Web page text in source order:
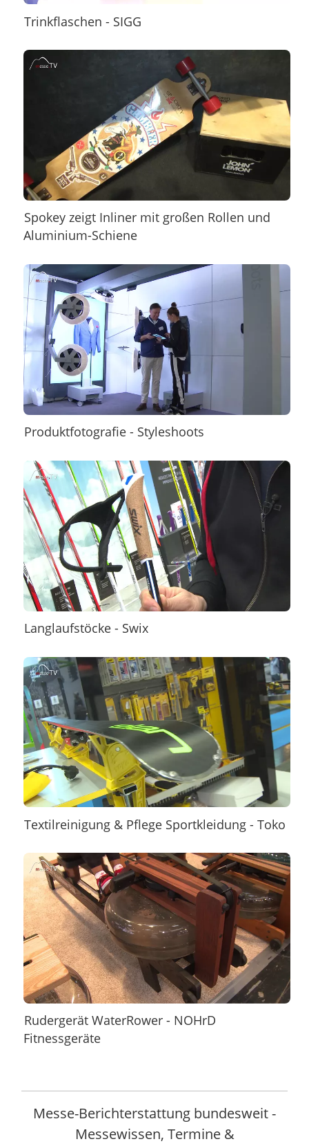
Trinkflaschen - SIGG
Spokey zeigt Inliner mit großen Rollen und
Aluminium-Schiene
Produktfotografie - Styleshoots
Langlaufstöcke - Swix
Textilreinigung & Pflege Sportkleidung - Toko
Rudergerät WaterRower - NOHrD
Fitnessgeräte
Messe-Berichterstattung bundesweit -
Messewissen, Termine &